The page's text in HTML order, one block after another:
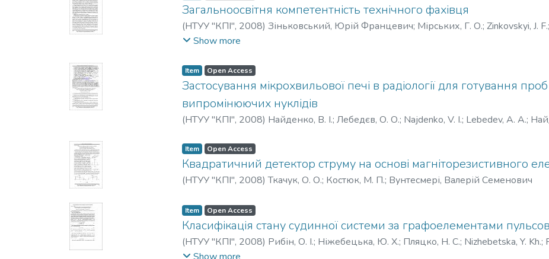
Загальноосвітня компетентність технічного фахівця
(НТУУ "КПІ", 2008) Зіньковський, Юрій Францевич; Мірських, Г. О.; Zinkovskyi, J. F.;
Зиньковский, Юрий Францевич
Show more
Item Open Access
Застосування мікрохвильової печі в радіології для готування
випромінюючих нуклідів
(НТУУ "КПІ", 2008) Найденко, В. І.; Лебедєв, О. О.; Najdenko, V. I.; Lebedev, A. A.;
Item Open Access
Квадратичний детектор струму на основі магніторезистивного
(НТУУ "КПІ", 2008)Ткачук, О. О.; Костюк, М. П.; Вунтесмері, Валерій Семенович
Item Open Access
Класифікація стану судинної системи за графоелементами
(НТУУ "КПІ", 2008) Рибін, О. І.; Ніжебецька, Ю. Х.; Пляцко, Н. C.; Nizhebetska, Y. Kh.;
Нижебецкая, Ю. Х.